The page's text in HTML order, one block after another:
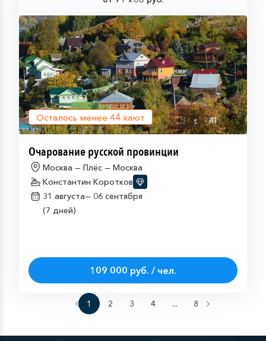
Осталось менее 44 кают
Очарование русской провинции
Москва — Плёс — Москва
Константин Коротков
31 августа— 06 сентября
(7 дней)
109 000 руб. / чел.
1 2 3 4 ... 8